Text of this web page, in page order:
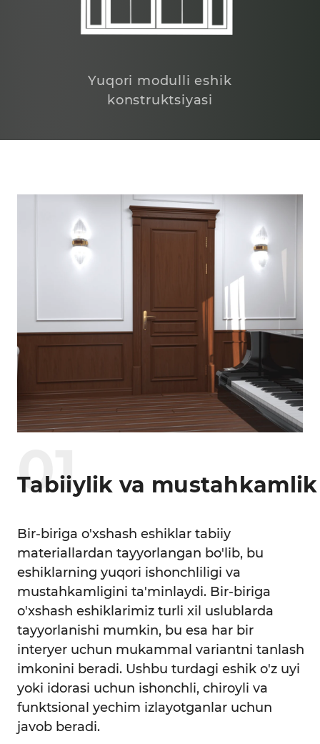
Yuqori modulli eshik
konstruktsiyasi
Tabiiylik va mustahkamlik
01
Bir-biriga o'xshash eshiklar tabiiy
materiallardan tayyorlangan bo'lib, bu
eshiklarning yuqori ishonchliligi va
mustahkamligini ta'minlaydi. Bir-biriga
o'xshash eshiklarimiz turli xil uslublarda
tayyorlanishi mumkin, bu esa har bir
interyer uchun mukammal variantni tanlash
imkonini beradi. Ushbu turdagi eshik o'z uyi
yoki idorasi uchun ishonchli, chiroyli va
funktsional yechim izlayotganlar uchun
javob beradi.